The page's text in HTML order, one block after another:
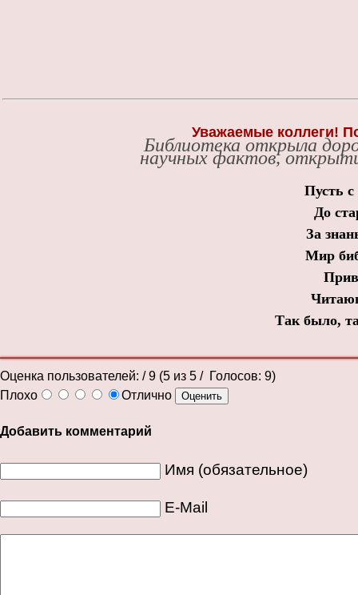
Уважаемые коллеги!
Библиотека открыла
научных фактов,
Пусть с
До
За
Мир
Так было,
Оценка пользователей: / 9 (5 из 5 / Голосов: 9)
Плохо
Отлично
Добавить комментарий
Имя (обязательное)
E-Mail